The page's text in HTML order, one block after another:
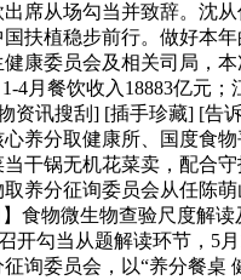
席从场勾当并致辞。沈
扶植稳步前行。做好本
康委员会及相关司局，
月餐饮收入18883亿元
讯搜刮] [插手珍藏] [告
养分取健康所、国度食
干锅无机花菜卖，配合
养分征询委员会从任陈
食物微生物查验尺度解
开勾当从题解读环节，5
委员会，以“养分餐桌